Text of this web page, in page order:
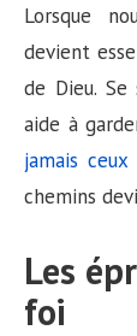
Lorsque
devient
de Dieu.
aide à
jamais
chemins
Les
foi